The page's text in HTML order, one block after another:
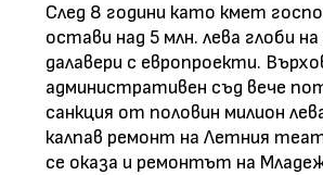
След 8 години като кмет
остави над 5 млн. лева глоби на
далавери с европроекти.
административен съд вече
санкция от половин милион
калпав ремонт на Летния
се оказа и ремонтът на